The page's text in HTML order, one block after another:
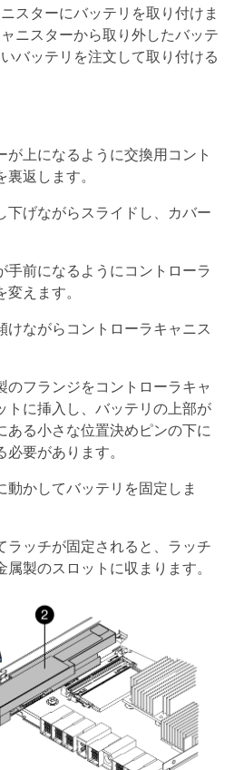
スターにバッテリを取り付けま
ニスターから取り外したバッテ
バッテリを注文して取り付ける
が上になるように交換用コント
返します。
下げながらスライドし、カバー
手前になるようにコントローラ
えます。
けながらコントローラキャニス
のフランジをコントローラキャ
トに挿入し、バッテリの上部が
ある小さな位置決めピンの下に
要があります。
動かしてバッテリを固定しま
ラッチが固定されると、ラッチ
製のスロットに収まります。